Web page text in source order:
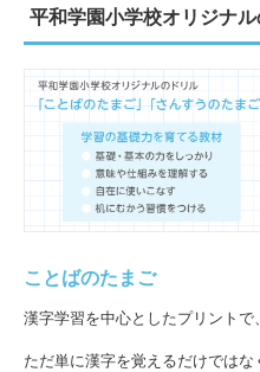
平和学園小学校オリジナ
ことばのたまご
漢字学習を中心としたプリントで
ただ単に漢字を覚えるだけでは